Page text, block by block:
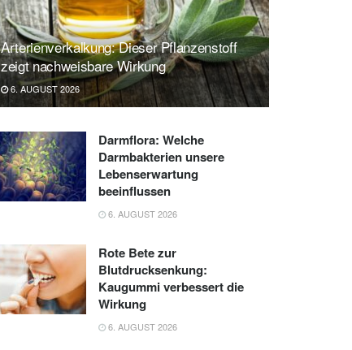
Arterienverkalkung: Dieser Pflanzenstoff
zeigt nachweisbare Wirkung
6. AUGUST 2026
Darmflora: Welche
Darmbakterien unsere
Lebenserwartung
beeinflussen
6. AUGUST 2026
Rote Bete zur
Blutdrucksenkung:
Kaugummi verbessert die
Wirkung
6. AUGUST 2026